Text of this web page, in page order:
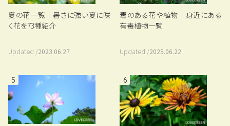
夏の花一覧｜暑さに強い夏に咲
く花を73種紹介
Updated /2023.06.27
毒のある花や植物｜身近にある
有毒植物一覧
Updated /2025.06.22
5 6